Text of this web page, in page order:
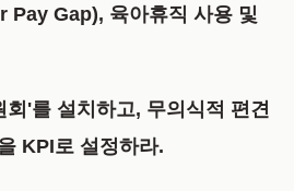
Pay Gap), 육아휴직 사용 및
회'를 설치하고, 무의식적 편견
KPI로 설정하라.